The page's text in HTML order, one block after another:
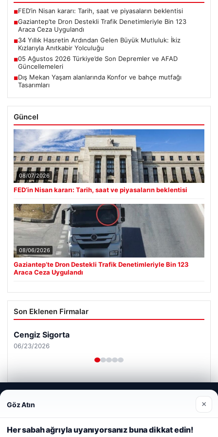
■FED’in Nisan kararı: Tarih, saat ve piyasaların beklentisi
■Gaziantep’te Dron Destekli Trafik Denetimleriyle Bin 123
Araca Ceza Uygulandı
■34 Yıllık Hasretin Ardından Gelen Büyük Mutluluk: İkiz
Kızlarıyla Anıtkabir Yolculuğu
■05 Ağustos 2026 Türkiye’de Son Depremler ve AFAD
Güncellemeleri
■Dış Mekan Yaşam alanlarında Konfor ve bahçe mutfağı
Tasarımları
Güncel
08/07/2026
FED’in Nisan kararı: Tarih, saat ve piyasaların beklentisi
08/06/2026
Gaziantep’te Dron Destekli Trafik Denetimleriyle Bin 123
Araca Ceza Uygulandı
Son Eklenen Firmalar
Cengiz Sigorta
06/23/2026
deneyiminizi kişiselleştirmek ve geliştirmek amacıyla çerezler
kullanıyoruz.Çerez Politikamız
Reddet Kabul Et
Göz Atın ×
Her sabah ağrıyla uyanıyorsanız buna dikkat edin!